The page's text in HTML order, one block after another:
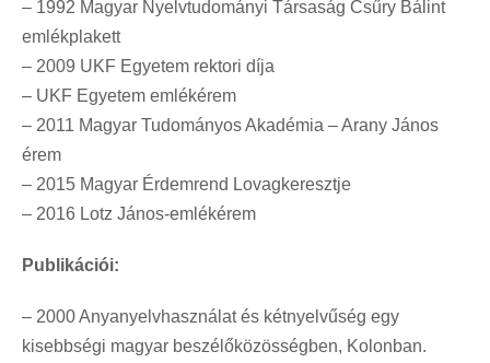
– 1992 Magyar Nyelvtudományi Társaság Csűry Bálint
emlékplakett
– 2009 UKF Egyetem rektori díja
– UKF Egyetem emlékérem
– 2011 Magyar Tudományos Akadémia – Arany János
érem
– 2015 Magyar Érdemrend Lovagkeresztje
– 2016 Lotz János-emlékérem
Publikációi:
– 2000 Anyanyelvhasználat és kétnyelvűség egy
kisebbségi magyar beszélőközösségben, Kolonban.